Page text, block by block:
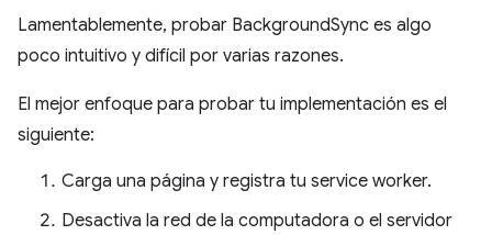
Lamentablemente, probar BackgroundSync es algo
poco intuitivo y difícil por varias razones.
El mejor enfoque para probar tu implementación es el
siguiente:
Carga una página y registra tu service worker.
Desactiva la red de la computadora o el servidor